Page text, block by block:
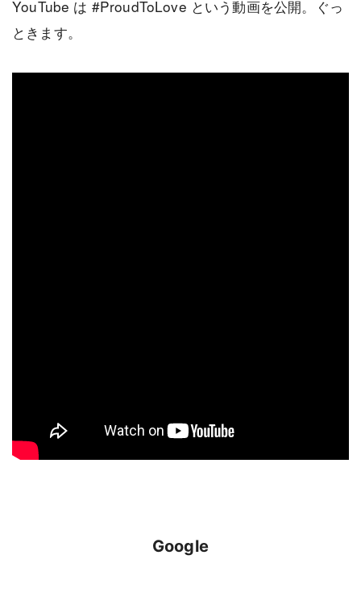
YouTube は #ProudToLove という動画を公開。ぐっ
ときます。
Google